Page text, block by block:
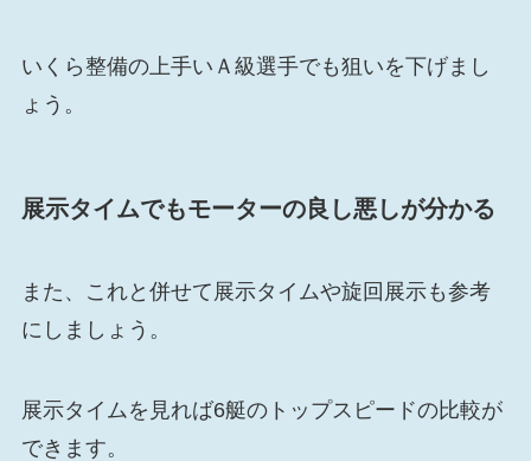
いくら整備の上手いＡ級選手でも狙いを下げまし
ょう。
展示タイムでもモーターの良し悪しが分かる
また、これと併せて展示タイムや旋回展示も参考
にしましょう。
展示タイムを見れば6艇のトップスピードの比較が
できます。